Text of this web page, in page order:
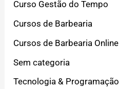
Curso Gestão do Tempo
Cursos de Barbearia
Cursos de Barbearia Online
Sem categoria
Tecnologia & Programação